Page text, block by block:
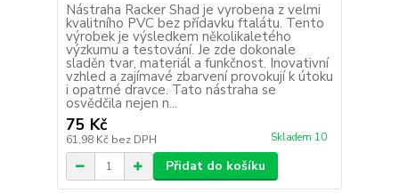
Nástraha Racker Shad je vyrobena z velmi
kvalitního PVC bez přídavku ftalátu. Tento
výrobek je výsledkem několikaletého
výzkumu a testování. Je zde dokonale
sladěn tvar, materiál a funkčnost. Inovativní
vzhled a zajímavé zbarvení provokují k útoku
i opatrné dravce. Tato nástraha se
osvědčila nejen n...
75 Kč
61,98 Kč bez DPH Skladem 10
Přidat do košíku